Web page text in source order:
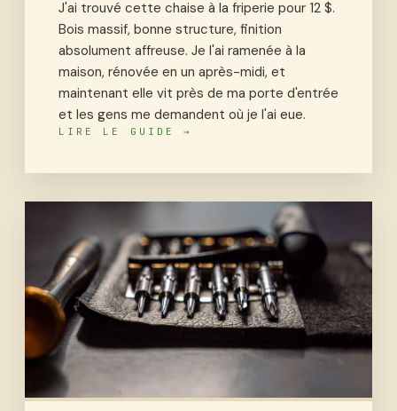
J'ai trouvé cette chaise à la friperie pour 12 $.
Bois massif, bonne structure, finition
absolument affreuse. Je l'ai ramenée à la
maison, rénovée en un après-midi, et
maintenant elle vit près de ma porte d'entrée
et les gens me demandent où je l'ai eue.
LIRE LE GUIDE →